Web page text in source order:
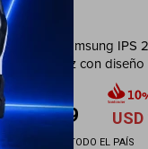
Monitor Samsung IPS
FHD 75 Hz con diseño
bordes
USD 159 USD
ENVÍO A TODO EL PAÍS